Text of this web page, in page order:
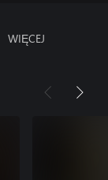
WIĘCEJ